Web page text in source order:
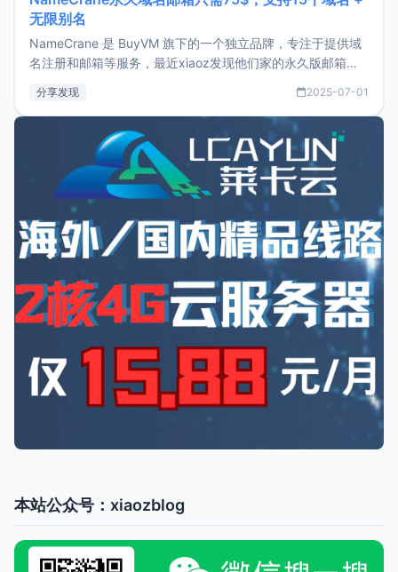
无限别名
NameCrane 是 BuyVM 旗下的一个独立品牌，专注于提供域
名注册和邮箱等服务，最近xiaoz发现他们家的永久版邮箱服
又实惠的域名邮箱，不妨尝试一下 NameCrane。注册
NameCraneNameCrane不支持直接注册，必须要购买
分享发现 2025-07-01
本站公众号：xiaozblog